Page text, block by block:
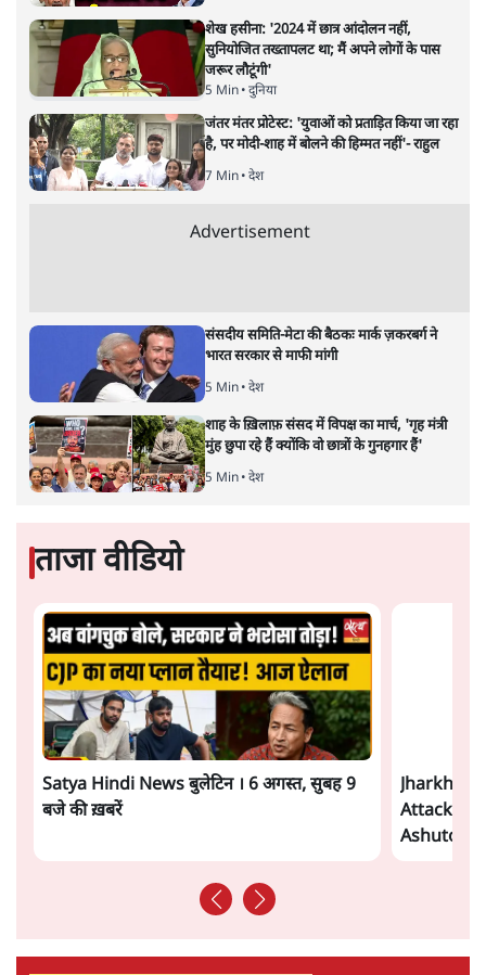
शेख हसीना: '2024 में छात्र आंदोलन नहीं,
सुनियोजित तख्तापलट था; मैं अपने लोगों के पास
जरूर लौटूंगी'
5 Min• दुनिया
जंतर मंतर प्रोटेस्ट: 'युवाओं को प्रताड़ित किया जा रहा
है, पर मोदी-शाह में बोलने की हिम्मत नहीं'- राहुल
7 Min• देश
Advertisement
संसदीय समिति-मेटा की बैठकः मार्क ज़करबर्ग ने
भारत सरकार से माफी मांगी
5 Min• देश
शाह के ख़िलाफ़ संसद में विपक्ष का मार्च, 'गृह मंत्री
मुंह छुपा रहे हैं क्योंकि वो छात्रों के गुनहगार हैं'
5 Min• देश
ताजा वीडियो
Satya Hindi News बुलेटिन । 6 अगस्त, सुबह 9
बजे की ख़बरें
Attack-
Ashutosh